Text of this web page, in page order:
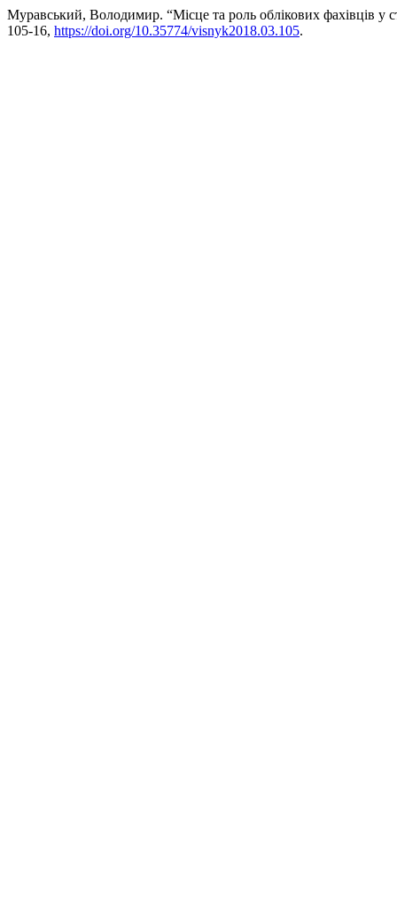
Муравський, Володимир. “Місце та роль облікових фахівців у
105-16, https://doi.org/10.35774/visnyk2018.03.105.